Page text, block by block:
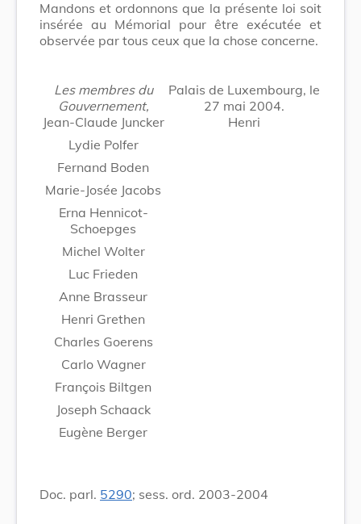
Mandons et ordonnons que la présente loi soit
insérée au Mémorial pour être exécutée et
observée par tous ceux que la chose concerne.
Les membres du
Gouvernement,
Jean-Claude Juncker
Lydie Polfer
Fernand Boden
Marie-Josée Jacobs
Erna Hennicot-
Schoepges
Michel Wolter
Luc Frieden
Anne Brasseur
Henri Grethen
Charles Goerens
Carlo Wagner
François Biltgen
Joseph Schaack
Eugène Berger
Palais de Luxembourg, le
27 mai 2004.
Henri
Doc. parl. 5290; sess. ord. 2003-2004